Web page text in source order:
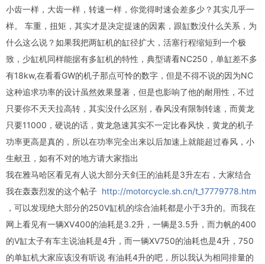
小齿一样，大齿一样，转速一样，你觉得时速会差多少？其实几乎一
样。 车重，扭矩，其实才是决定提速的因素，跟缸数没什么关系，为
什么这么说？如果我把两缸机的缸径扩大，活塞行程缩短到一个极
致，少缸机同样能据有多缸机的特性，典型请看NC250，单缸差不多
有18kw,在看看GW的机子那点可怜的数字，但是不得不说的因为NC
这种追求功率的设计虽然效果显著，但是也影响了他的耐用性，不过
只要你不天天拉高转，其实没什么区别，春风没有限制转速，而黄龙
只要11000，硬说的话，黄龙急速其实不一定比春风快，黄龙的机子
功率更高是真的，所以在功率完全出来以后加速上就能超过春风，小
生献丑，如有不对的地方请大家指出
我在雅马哈区看见有人说大部分天剑王的油耗是3升左右，大家结合
我在轰轰烈发的这个帖子 http://motorcycle.sh.cn/t_17779778.htm
，可以发现绝大部分的250V缸机的综合油耗都是小于3升的。而我在
网上看见有一辆XV400的油耗是3.2升，一辆是3.5升，而力帆的400
的V缸太子有车主说油耗是4升，而一辆XV750的油耗也是4升，750
的单缸机大家应该没有听说 有油耗4升的吧，所以我认为相同排量的